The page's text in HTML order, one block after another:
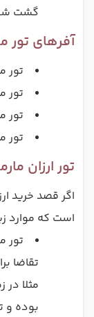
گشت
آفرهای تور
تور
تور
تور
تور
تور ارزان
اگر قصد خرید
است که موارد
تور
تقاضا
مثلا
بوده و